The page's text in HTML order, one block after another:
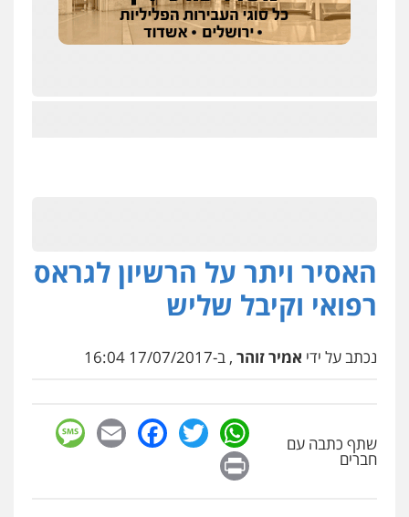
האסיר ויתר על הרשיון לגראס
רפואי וקיבל שליש
נכתב על ידי אמיר זוהר , ב-17/07/2017 16:04
שתף כתבה עם
חברים
WhatsApp
Twitter
Facebook
Email